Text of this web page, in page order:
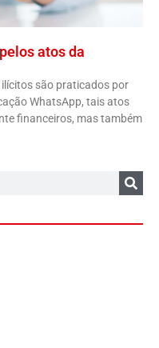
atos da
são praticados por
WhatsApp, tais atos
financeiros, mas também